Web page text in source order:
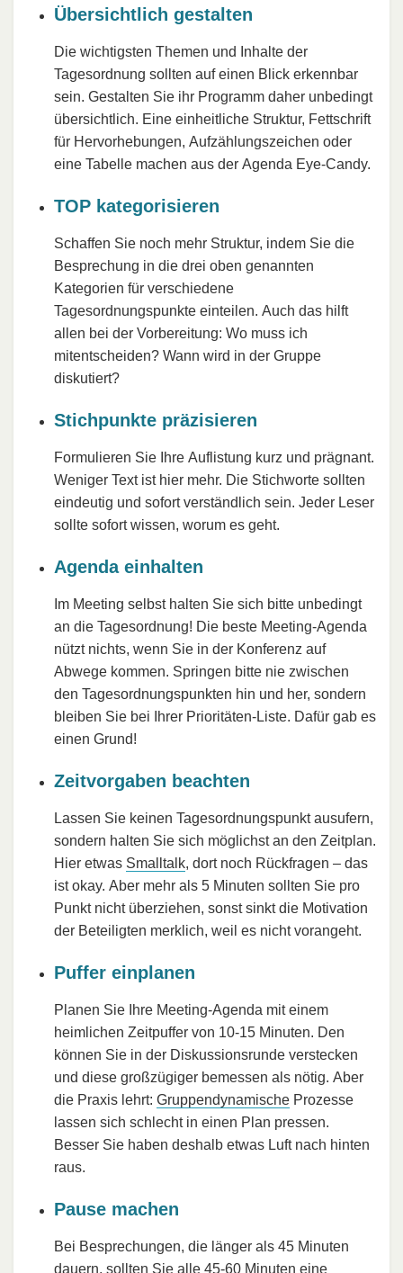
Übersichtlich gestalten
Die wichtigsten Themen und Inhalte der
Tagesordnung sollten auf einen Blick erkennbar
sein. Gestalten Sie ihr Programm daher unbedingt
übersichtlich. Eine einheitliche Struktur, Fettschrift
für Hervorhebungen, Aufzählungszeichen oder
eine Tabelle machen aus der Agenda Eye-Candy.
TOP kategorisieren
Schaffen Sie noch mehr Struktur, indem Sie die
Besprechung in die drei oben genannten
Kategorien für verschiedene
Tagesordnungspunkte einteilen. Auch das hilft
allen bei der Vorbereitung: Wo muss ich
mitentscheiden? Wann wird in der Gruppe
diskutiert?
Stichpunkte präzisieren
Formulieren Sie Ihre Auflistung kurz und prägnant.
Weniger Text ist hier mehr. Die Stichworte sollten
eindeutig und sofort verständlich sein. Jeder Leser
sollte sofort wissen, worum es geht.
Agenda einhalten
Im Meeting selbst halten Sie sich bitte unbedingt
an die Tagesordnung! Die beste Meeting-Agenda
nützt nichts, wenn Sie in der Konferenz auf
Abwege kommen. Springen bitte nie zwischen
den Tagesordnungspunkten hin und her, sondern
bleiben Sie bei Ihrer Prioritäten-Liste. Dafür gab es
einen Grund!
Zeitvorgaben beachten
Lassen Sie keinen Tagesordnungspunkt ausufern,
sondern halten Sie sich möglichst an den Zeitplan.
Hier etwas Smalltalk, dort noch Rückfragen – das
ist okay. Aber mehr als 5 Minuten sollten Sie pro
Punkt nicht überziehen, sonst sinkt die Motivation
der Beteiligten merklich, weil es nicht vorangeht.
Puffer einplanen
Planen Sie Ihre Meeting-Agenda mit einem
heimlichen Zeitpuffer von 10-15 Minuten. Den
können Sie in der Diskussionsrunde verstecken
und diese großzügiger bemessen als nötig. Aber
die Praxis lehrt: Gruppendynamische Prozesse
lassen sich schlecht in einen Plan pressen.
Besser Sie haben deshalb etwas Luft nach hinten
raus.
Pause machen
Bei Besprechungen, die länger als 45 Minuten
dauern, sollten Sie alle 45-60 Minuten eine